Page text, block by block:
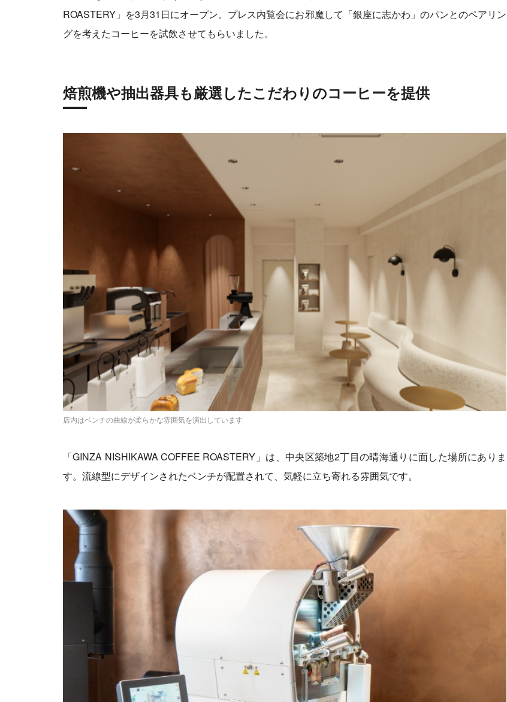
ROASTERY」を3月31日にオープン。プレス内覧会にお邪魔して「銀座に志かわ」のパンとのペアリン
グを考えたコーヒーを試飲させてもらいました。
焙煎機や抽出器具も厳選したこだわりのコーヒーを提供
店内はベンチの曲線が柔らかな雰囲気を演出しています
「GINZA NISHIKAWA COFFEE ROASTERY」は、中央区築地2丁目の晴海通りに面した場所にありま
す。流線型にデザインされたベンチが配置されて、気軽に立ち寄れる雰囲気です。